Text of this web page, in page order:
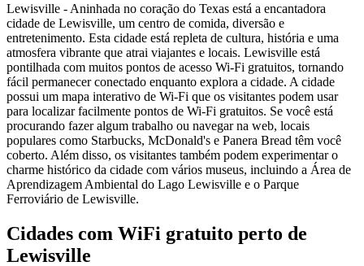
Lewisville - Aninhada no coração do Texas está a encantadora
cidade de Lewisville, um centro de comida, diversão e
entretenimento. Esta cidade está repleta de cultura, história e uma
atmosfera vibrante que atrai viajantes e locais. Lewisville está
pontilhada com muitos pontos de acesso Wi-Fi gratuitos, tornando
fácil permanecer conectado enquanto explora a cidade. A cidade
possui um mapa interativo de Wi-Fi que os visitantes podem usar
para localizar facilmente pontos de Wi-Fi gratuitos. Se você está
procurando fazer algum trabalho ou navegar na web, locais
populares como Starbucks, McDonald's e Panera Bread têm você
coberto. Além disso, os visitantes também podem experimentar o
charme histórico da cidade com vários museus, incluindo a Área de
Aprendizagem Ambiental do Lago Lewisville e o Parque
Ferroviário de Lewisville.
Cidades com WiFi gratuito perto de
Lewisville